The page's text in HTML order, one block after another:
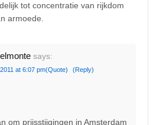
tot concentratie van rijkdom
armoede.
says:
at 6:07 pm(Quote) (Reply)
om prijsstijgingen in Amsterdam